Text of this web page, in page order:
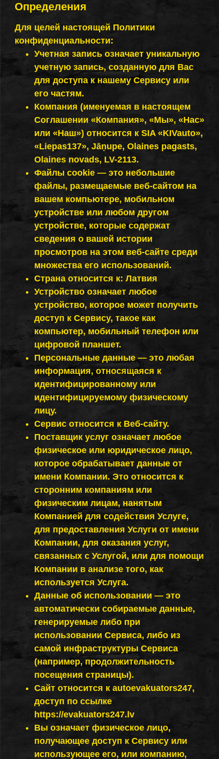
Определения
Для целей настоящей Политики
конфиденциальности:
Учетная запись означает уникальную
учетную запись, созданную для Вас
для доступа к нашему Сервису или
его частям.
Компания (именуемая в настоящем
Соглашении «Компания», «Мы», «Нас»
или «Наш») относится к SIA «KIVauto»,
«Liepas137», Jāņupe, Olaines pagasts,
Olaines novads, LV-2113.
Файлы cookie — это небольшие
файлы, размещаемые веб-сайтом на
вашем компьютере, мобильном
устройстве или любом другом
устройстве, которые содержат
сведения о вашей истории
просмотров на этом веб-сайте среди
множества его использований.
Страна относится к: Латвия
Устройство означает любое
устройство, которое может получить
доступ к Сервису, такое как
компьютер, мобильный телефон или
цифровой планшет.
Персональные данные — это любая
информация, относящаяся к
идентифицированному или
идентифицируемому физическому
лицу.
Сервис относится к Веб-сайту.
Поставщик услуг означает любое
физическое или юридическое лицо,
которое обрабатывает данные от
имени Компании. Это относится к
сторонним компаниям или
физическим лицам, нанятым
Компанией для содействия Услуге,
для предоставления Услуги от имени
Компании, для оказания услуг,
связанных с Услугой, или для помощи
Компании в анализе того, как
используется Услуга.
Данные об использовании — это
автоматически собираемые данные,
генерируемые либо при
использовании Сервиса, либо из
самой инфраструктуры Сервиса
(например, продолжительность
посещения страницы).
Сайт относится к autoevakuators247,
доступ по ссылке
https://evakuators247.lv
Вы означает физическое лицо,
получающее доступ к Сервису или
использующее его, или компанию,